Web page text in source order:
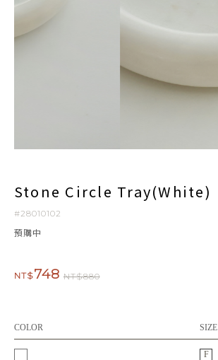
Stone Circle Tray(White)
#28010102
預購中
NT$748 NT$880
COLOR SIZE
F